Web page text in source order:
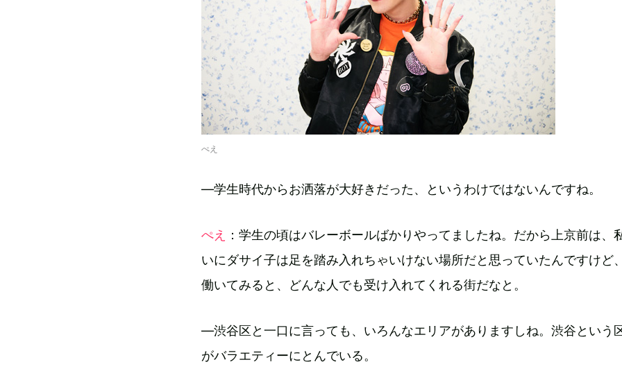
ぺえ
―学生時代からお洒落が大好きだった、というわけではないんですね。
ぺえ
：学生の頃はバレーボールばかりやってましたね。だから上京前は、
いにダサイ子は足を踏み入れちゃいけない場所だと思っていたんですけど
働いてみると、どんな人でも受け入れてくれる街だなと。
―渋谷区と一口に言っても、いろんなエリアがありますしね。渋谷という
がバラエティーにとんでいる。